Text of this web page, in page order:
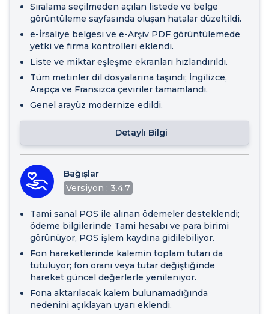
Sıralama seçilmeden açılan listede ve belge
görüntüleme sayfasında oluşan hatalar düzeltildi.
e-İrsaliye belgesi ve e-Arşiv PDF görüntülemede
yetki ve firma kontrolleri eklendi.
Liste ve miktar eşleşme ekranları hızlandırıldı.
Tüm metinler dil dosyalarına taşındı; İngilizce,
Arapça ve Fransızca çeviriler tamamlandı.
Genel arayüz modernize edildi.
Detaylı Bilgi
Bağışlar
Versiyon : 3.4.7
Tami sanal POS ile alınan ödemeler desteklendi;
ödeme bilgilerinde Tami hesabı ve para birimi
görünüyor, POS işlem kaydına gidilebiliyor.
Fon hareketlerinde kalemin toplam tutarı da
tutuluyor; fon oranı veya tutar değiştiğinde
hareket güncel değerlerle yenileniyor.
Fona aktarılacak kalem bulunamadığında
nedenini açıklayan uyarı eklendi.